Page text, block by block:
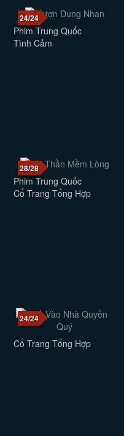
24/24
Phim Trung Quốc
Tình Cảm
28/28
Phim Trung Quốc
Cổ Trang Tổng Hợp
24/24
Cổ Trang Tổng Hợp